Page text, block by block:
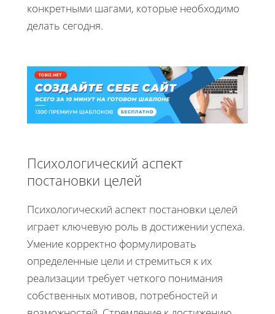
конкретными шагами, которые необходимо
делать сегодня.
Психологический аспект
постановки целей
Психологический аспект постановки целей
играет ключевую роль в достижении успеха.
Умение корректно формулировать
определенные цели и стремиться к их
реализации требует четкого понимания
собственных мотивов, потребностей и